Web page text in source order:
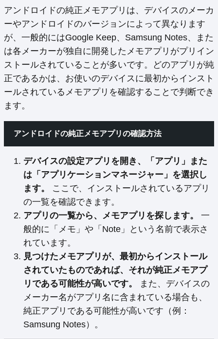
アンドロイドの純正メモアプリは、デバイスのメーカ
ーやアンドロイドのバージョンによって異なります
が、一般的にはGoogle Keep、Samsung Notes、また
は各メーカーが独自に開発したメモアプリがプリイン
ストールされていることが多いです。どのアプリが純
正であるかは、お使いのデバイスに最初からインスト
ールされているメモアプリを確認することで判断でき
ます。
アンドロイドの純正メモアプリの確認方法
デバイスの設定アプリを開き、「アプリ」また
は「アプリケーションマネージャー」を選択し
ます。
ここで、インストールされているアプリ
の一覧を確認できます。
アプリの一覧から、メモアプリを探します。
一
般的に「メモ」や「Note」という名前で表示さ
れています。
見つけたメモアプリが、最初からインストール
されていたものであれば、それが純正メモアプ
リである可能性が高いです。
また、デバイスの
メーカー名がアプリ名に含まれている場合も、
純正アプリである可能性が高いです（例：
Samsung Notes）。